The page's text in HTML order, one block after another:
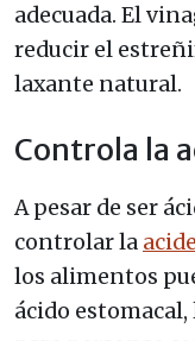
adecuada. El
reducir el
laxante natural.
Controla la
A pesar de ser
controlar la
los alimentos
ácido